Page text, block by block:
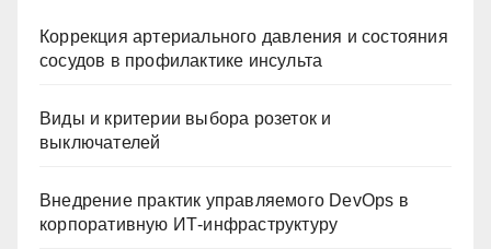
Коррекция артериального давления и состояния
сосудов в профилактике инсульта
Виды и критерии выбора розеток и
выключателей
Внедрение практик управляемого DevOps в
корпоративную ИТ-инфраструктуру